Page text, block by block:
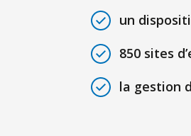
un
850 sites
la gestion